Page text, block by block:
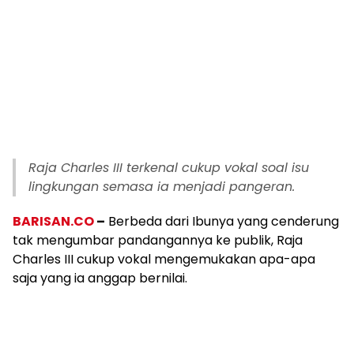
Raja Charles III terkenal cukup vokal soal isu
lingkungan semasa ia menjadi pangeran.
BARISAN.CO– Berbeda dari Ibunya yang cenderung
tak mengumbar pandangannya ke publik, Raja
Charles III cukup vokal mengemukakan apa-apa
saja yang ia anggap bernilai.